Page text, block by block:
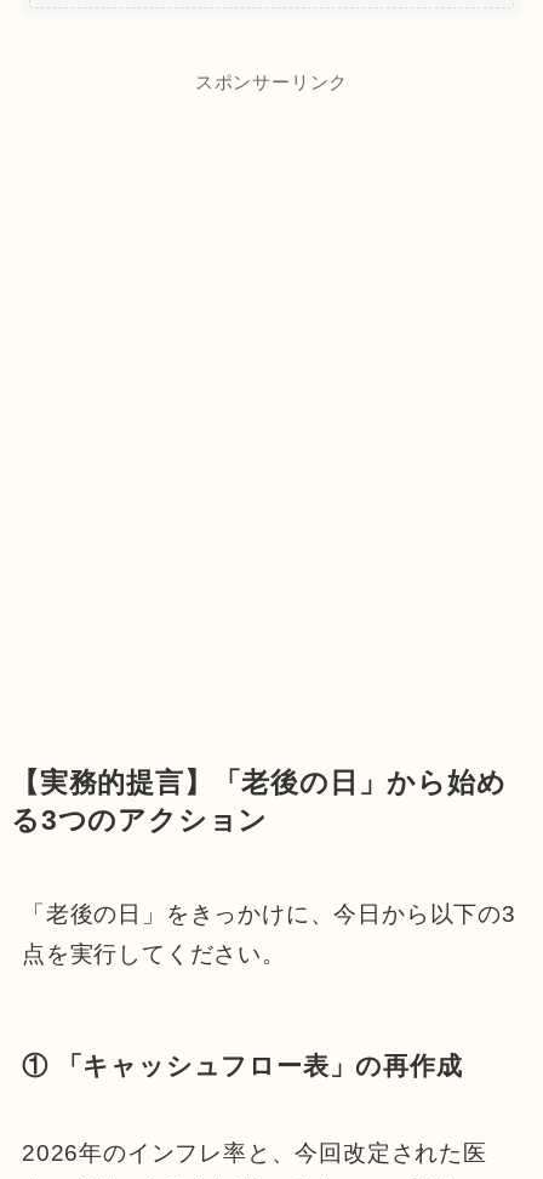
スポンサーリンク
【実務的提言】「老後の日」から始め
る3つのアクション
「老後の日」をきっかけに、今日から以下の3
点を実行してください。
① 「キャッシュフロー表」の再作成
2026年のインフレ率と、今回改定された医